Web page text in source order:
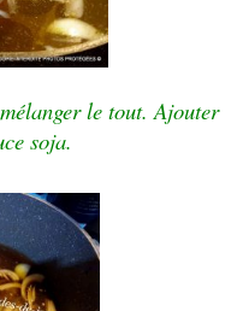
le tout. Ajouter
soja.